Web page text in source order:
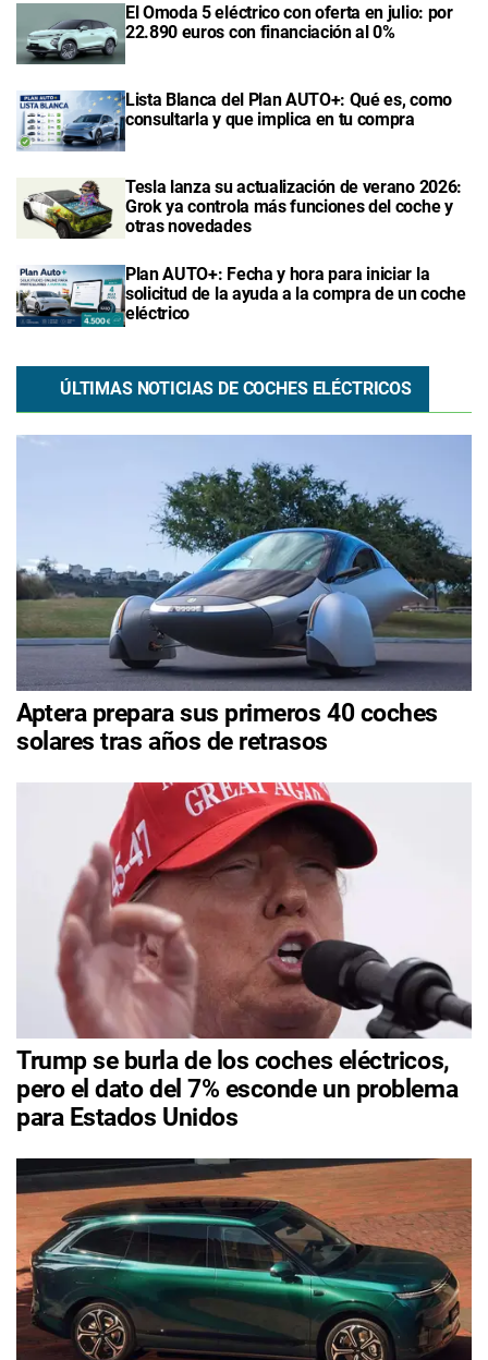
El Omoda 5 eléctrico con oferta en julio: por
22.890 euros con financiación al 0%
Lista Blanca del Plan AUTO+: Qué es, como
consultarla y que implica en tu compra
Tesla lanza su actualización de verano 2026:
Grok ya controla más funciones del coche y
otras novedades
Plan AUTO+: Fecha y hora para iniciar la
solicitud de la ayuda a la compra de un coche
eléctrico
ÚLTIMAS NOTICIAS DE COCHES ELÉCTRICOS
Aptera prepara sus primeros 40 coches
solares tras años de retrasos
Trump se burla de los coches eléctricos,
pero el dato del 7% esconde un problema
para Estados Unidos